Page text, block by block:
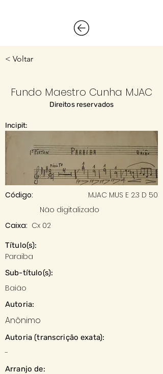
< Voltar
Fundo Maestro Cunha MJAC
Direitos reservados
Incipit:
Código:
MJAC MUS E 2.3 D 50
Não digitalizado
Caixa: Cx 02
Título(s):
Paraiba
Sub-título(s):
Baião
Autoria:
Anônimo
Autoria (transcrição exata):
-
Arranjo de: